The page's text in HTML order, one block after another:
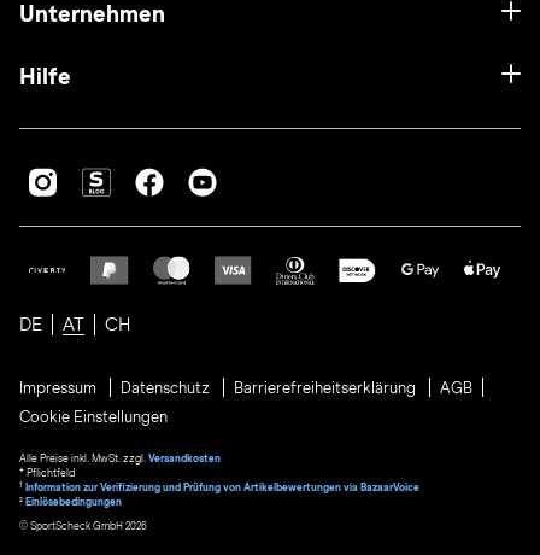
Unternehmen
Hilfe
DE AT CH
Impressum Datenschutz Barrierefreiheitserklärung
AGB
Cookie Einstellungen
Alle Preise inkl. MwSt. zzgl. Versandkosten
* Pflichtfeld
1
Information zur Verifizierung und Prüfung von Artikelbewertungen via BazaarVoice
² Einlösebedingungen
© SportScheck GmbH 2026